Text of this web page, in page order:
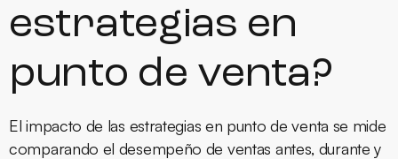
estrategias en
punto de venta?
El impacto de las estrategias en punto de venta se mide
comparando el desempeño de ventas antes, durante y